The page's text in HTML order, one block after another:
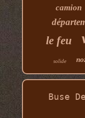
camion
le feu
solide
Buse